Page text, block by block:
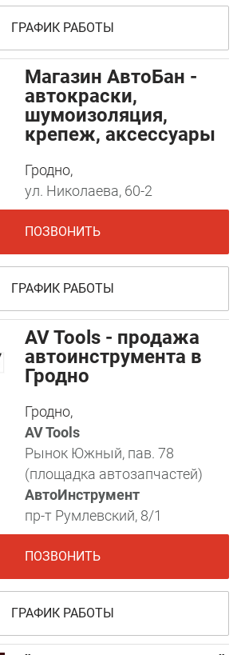
ГРАФИК РАБОТЫ
Магазин АвтоБан -
автокраски,
шумоизоляция,
крепеж, аксессуары
Гродно,
ул. Николаева, 60-2
ПОЗВОНИТЬ
ГРАФИК РАБОТЫ
AV Tools - продажа
автоинструмента в
Гродно
Гродно,
AV Tools
Рынок Южный, пав. 78
(площадка автозапчастей)
АвтоИнструмент
пр-т Румлевский, 8/1
ПОЗВОНИТЬ
ГРАФИК РАБОТЫ